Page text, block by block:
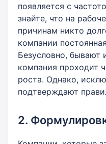
появляется с
знайте, что на
причинам никто
компании
Безусловно, бывают
компания проходит
роста. Однако,
подтверждают
2.